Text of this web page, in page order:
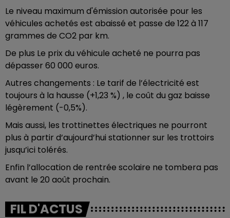
Le niveau maximum d'émission autorisée pour les
véhicules achetés est abaissé et passe de 122 à 117
grammes de CO2 par km.
De plus Le prix du véhicule acheté ne pourra pas
dépasser 60 000 euros.
Autres changements : Le tarif de l’électricité est
toujours à la hausse (+1,23 %) , le coût du gaz baisse
légèrement (-0,5%).
Mais aussi, les trottinettes électriques ne pourront
plus à partir d’aujourd’hui stationner sur les trottoirs
jusqu’ici tolérés.
Enfin l’allocation de rentrée scolaire ne tombera pas
avant le 20 août prochain.
FIL D'ACTUS